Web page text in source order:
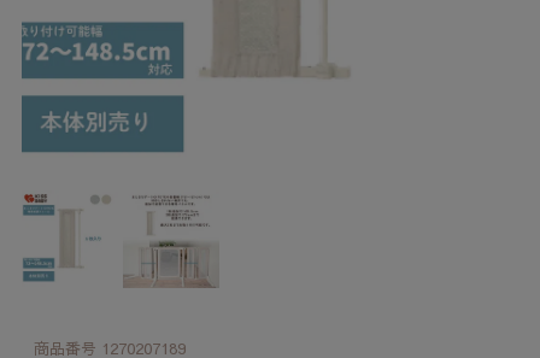
商品番号 1270207189